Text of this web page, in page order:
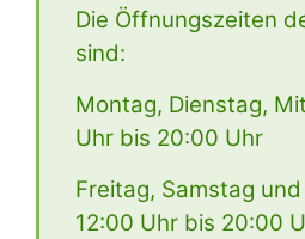
Die Öffnungszeiten
sind:
Montag, Dienstag,
Uhr bis 20:00 Uhr
Freitag, Samstag
12:00 Uhr bis 20:00